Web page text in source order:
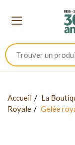
Accueil La
Royale
Gelée